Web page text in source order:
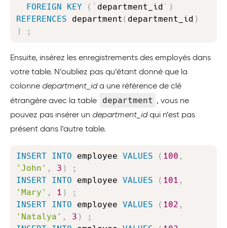
FOREIGN
KEY ( ` department_id` )
REFERENCES department ( department_id )
)
;
Ensuite, insérez les enregistrements des employés dans
votre table. N’oubliez pas qu’étant donné que la
colonne department_ida une référence de clé
étrangère avec la table
department
, vous ne
pouvez pas insérer un department_idqui n’est pas
présent dans l’autre table.
INSERT INTO employee VALUES ( 100 ,
'John' , 3 )
;
INSERT INTO employee VALUES ( 101 ,
'Mary' , 1 )
;
INSERT INTO employee VALUES ( 102 ,
'Natalya' , 3 )
;